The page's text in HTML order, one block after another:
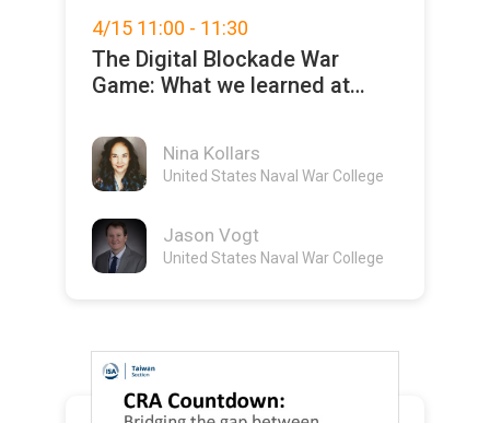
4/15 11:00 - 11:30
The Digital Blockade War
Game: What we learned at
Nina Kollars
United States Naval War College
Jason Vogt
United States Naval War College